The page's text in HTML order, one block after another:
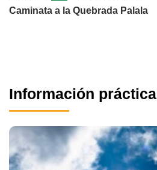
Caminata a la Quebrada Palala
Información práctica